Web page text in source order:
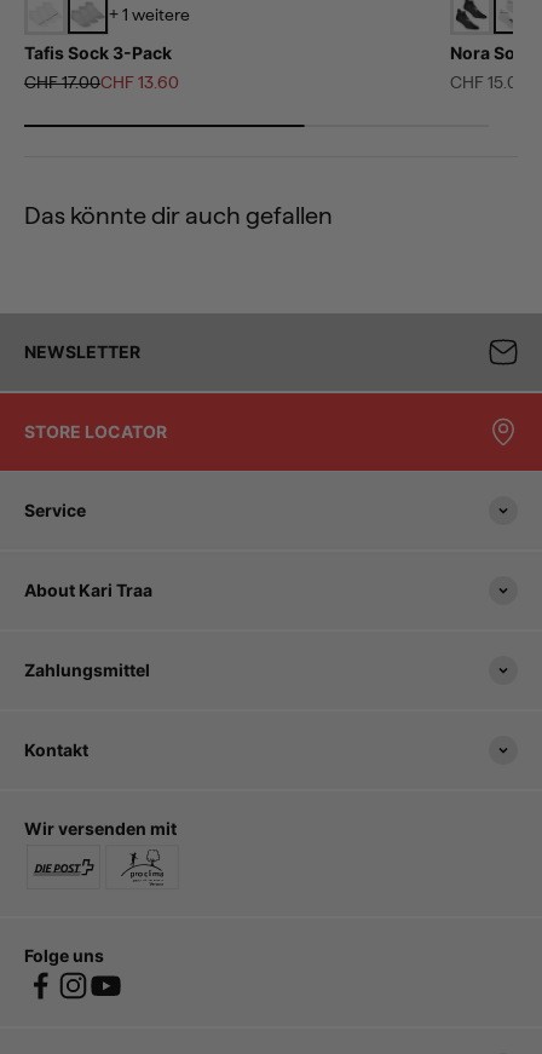
+ 1 weitere
Tafis Sock 3-Pack
Regulärer Preis
CHF 17.00Angebot
CHF 13.60
Nora Sock
Angebot
CHF 15.00
Das könnte dir auch gefallen
NEWSLETTER
STORE LOCATOR
Service
About Kari Traa
Kontakt
Folge uns
Wir versenden mit
Zahlungsmittel